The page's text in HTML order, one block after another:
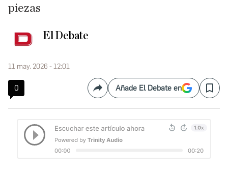
piezas
El Debate
11 may. 2026 - 12:01
0 CompartirAñade El Debate en Save